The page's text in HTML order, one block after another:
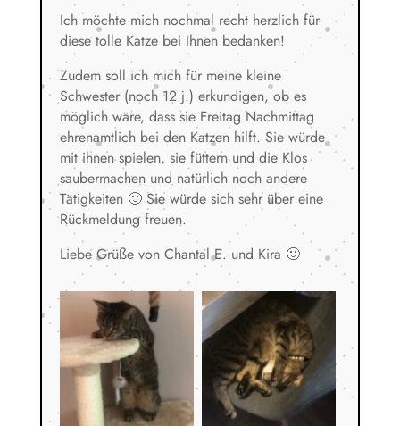
Ich möchte mich nochmal recht herzlich für
diese tolle Katze bei Ihnen bedanken!
Zudem soll ich mich für meine kleine
Schwester (noch 12 j.) erkundigen, ob es
möglich wäre, dass sie Freitag Nachmittag
ehrenamtlich bei den Katzen hilft. Sie würde
mit ihnen spielen, sie füttern und die Klos
saubermachen und natürlich noch andere
Tätigkeiten 🙂 Sie würde sich sehr über eine
Rückmeldung freuen.
Liebe Grüße von Chantal E. und Kira 🙂